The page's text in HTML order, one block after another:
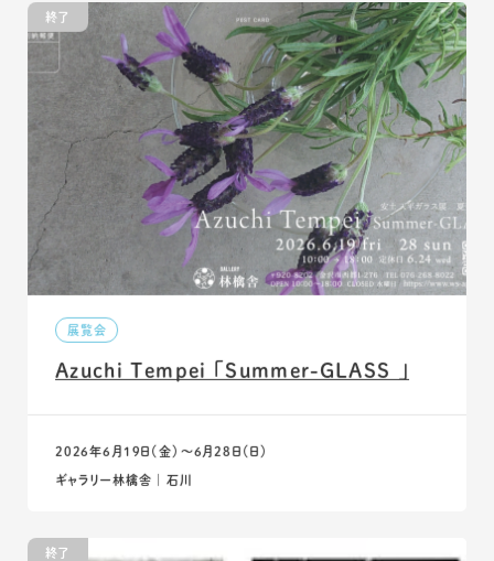
終了
展覧会
Azuchi Tempei 「Summer-GLASS 」
2026年6月19日（金）〜6月28日（日）
ギャラリー林檎舎 ｜ 石川
終了